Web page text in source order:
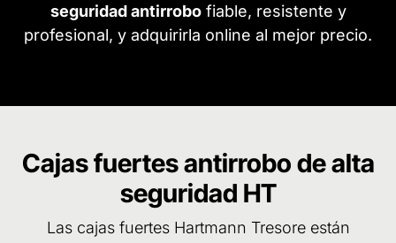
seguridad antirrobofiable, resistente y
profesional, y adquirirla online al mejor precio.
Cajas fuertes antirrobo de alta
seguridad HT
Las cajas fuertes Hartmann Tresore están